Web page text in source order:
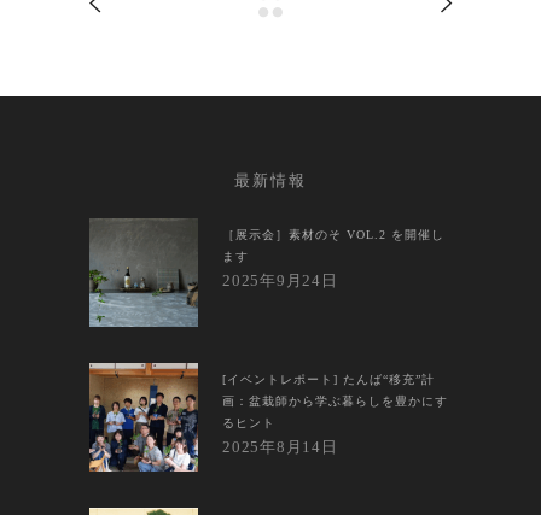
最新情報
［展示会］素材のそ VOL.2 を開催し
ます
2025年9月24日
[イベントレポート] たんば“移充”計
画：盆栽師から学ぶ暮らしを豊かにす
るヒント
2025年8月14日